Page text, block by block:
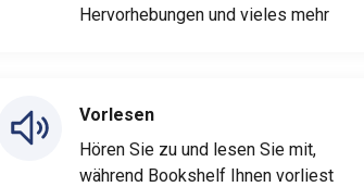
Hervorhebungen und vieles mehr
Vorlesen
Hören Sie zu und lesen Sie mit,
während Bookshelf Ihnen vorliest